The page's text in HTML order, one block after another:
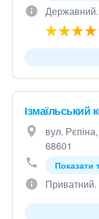
Державний.
Ізмаїльський
вул.
68601
Показати
Приватний.